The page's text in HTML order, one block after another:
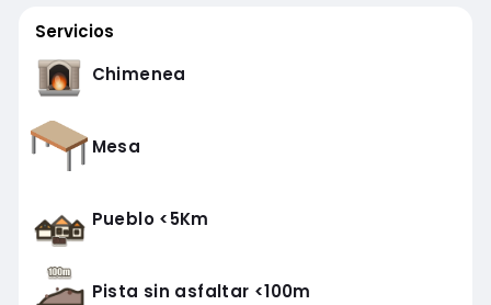
Servicios
Chimenea
Mesa
Pueblo <5Km
Pista sin asfaltar <100m